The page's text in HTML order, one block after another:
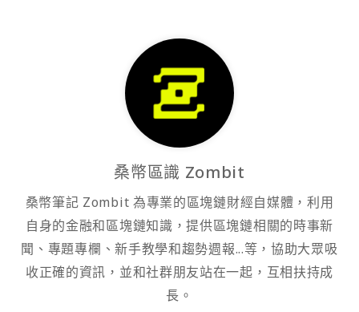
桑幣區識 Zombit
桑幣筆記 Zombit 為專業的區塊鏈財經自媒體，利用
自身的金融和區塊鏈知識，提供區塊鏈相關的時事新
聞、專題專欄、新手教學和趨勢週報...等，協助大眾吸
收正確的資訊，並和社群朋友站在一起，互相扶持成
長。